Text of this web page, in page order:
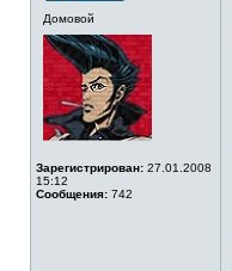
Домовой
Зарегистрирован: 27.01.2008
15:12
Сообщения: 742